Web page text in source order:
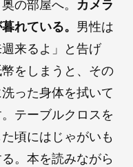
の部屋へ。 カメラ
れている。 男性は
来るよ」と告げ
をしまうと、その
った身体を拭いて
テーブルクロスを
頃にはじゃがいも
。本を読みながら